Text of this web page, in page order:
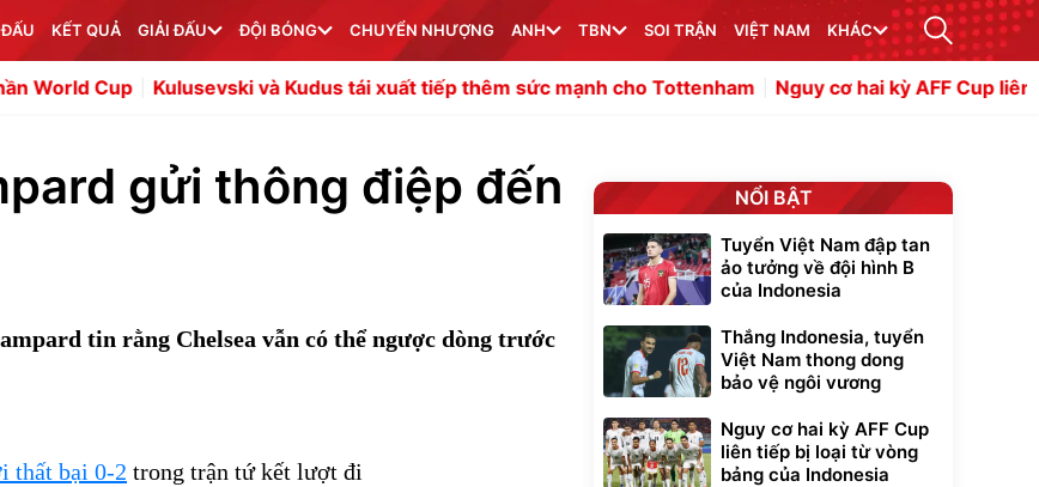
KẾT QUẢ GIẢI ĐẤU ĐỘI BÓNG CHUYỂN NHƯỢNG ANH TBN SOI TRẬN VIỆT NAM KHÁC
Kulusevski và Kudus tái xuất tiếp thêm sức mạnh cho Tottenham Nguy cơ hai kỳ AFF Cup liên tiếp bị loại từ
gửi thông điệp đến
tin rằng Chelsea vẫn có thể ngược dòng trước
thất bại 0-2 trong trận tứ kết lượt đi
NỔI BẬT
Tuyển Việt Nam đập tan
ảo tưởng về đội hình B
của Indonesia
Thắng Indonesia, tuyển
Việt Nam thong dong
bảo vệ ngôi vương
Nguy cơ hai kỳ AFF Cup
liên tiếp bị loại từ vòng
bảng của Indonesia